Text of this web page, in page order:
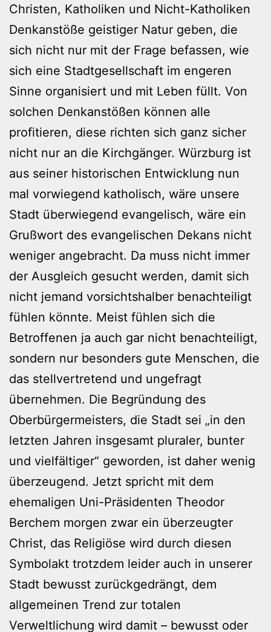
Christen, Katholiken und Nicht-Katholiken
Denkanstöße geistiger Natur geben, die
sich nicht nur mit der Frage befassen, wie
sich eine Stadtgesellschaft im engeren
Sinne organisiert und mit Leben füllt. Von
solchen Denkanstößen können alle
profitieren, diese richten sich ganz sicher
nicht nur an die Kirchgänger. Würzburg ist
aus seiner historischen Entwicklung nun
mal vorwiegend katholisch, wäre unsere
Stadt überwiegend evangelisch, wäre ein
Grußwort des evangelischen Dekans nicht
weniger angebracht. Da muss nicht immer
der Ausgleich gesucht werden, damit sich
nicht jemand vorsichtshalber benachteiligt
fühlen könnte. Meist fühlen sich die
Betroffenen ja auch gar nicht benachteiligt,
sondern nur besonders gute Menschen, die
das stellvertretend und ungefragt
übernehmen. Die Begründung des
Oberbürgermeisters, die Stadt sei „in den
letzten Jahren insgesamt pluraler, bunter
und vielfältiger“ geworden, ist daher wenig
überzeugend. Jetzt spricht mit dem
ehemaligen Uni-Präsidenten Theodor
Berchem morgen zwar ein überzeugter
Christ, das Religiöse wird durch diesen
Symbolakt trotzdem leider auch in unserer
Stadt bewusst zurückgedrängt, dem
allgemeinen Trend zur totalen
Verweltlichung wird damit – bewusst oder